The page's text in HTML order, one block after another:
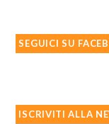
SEGUICI SU
ISCRIVITI ALLA